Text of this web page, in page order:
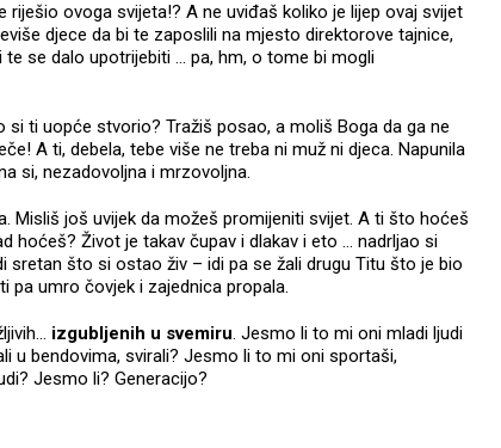
riješio ovoga svijeta!? A ne uviđaš koliko je lijep ovaj svijet
djece da bi te zaposlili na mjesto direktorove tajnice,
te se dalo upotrijebiti … pa, hm, o tome bi mogli
ti uopće stvorio? Tražiš posao, a moliš Boga da ga ne
A ti, debela, tebe više ne treba ni muž ni djeca. Napunila
si, nezadovoljna i mrzovoljna.
Misliš još uvijek da možeš promijeniti svijet. A ti što hoćeš
hoćeš? Život je takav čupav i dlakav i eto … nadrljao si
sretan što si ostao živ – idi pa se žali drugu Titu što je bio
pa umro čovjek i zajednica propala.
izgubljenih u svemiru. Jesmo li to mi oni mladi ljudi
u bendovima, svirali? Jesmo li to mi oni sportaši,
Jesmo li? Generacijo?